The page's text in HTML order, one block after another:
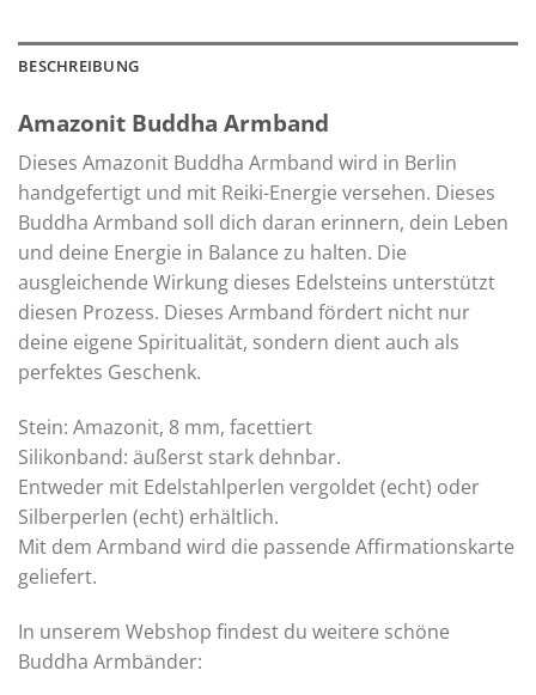
BESCHREIBUNG
Amazonit Buddha Armband
Dieses Amazonit Buddha Armband wird in Berlin
handgefertigt und mit Reiki-Energie versehen. Dieses
Buddha Armband soll dich daran erinnern, dein Leben
und deine Energie in Balance zu halten. Die
ausgleichende Wirkung dieses Edelsteins unterstützt
diesen Prozess. Dieses Armband fördert nicht nur
deine eigene Spiritualität, sondern dient auch als
perfektes Geschenk.
Stein: Amazonit, 8 mm, facettiert
Silikonband: äußerst stark dehnbar.
Entweder mit Edelstahlperlen vergoldet (echt) oder
Silberperlen (echt) erhältlich.
Mit dem Armband wird die passende Affirmationskarte
geliefert.
In unserem Webshop findest du weitere schöne
Buddha Armbänder: